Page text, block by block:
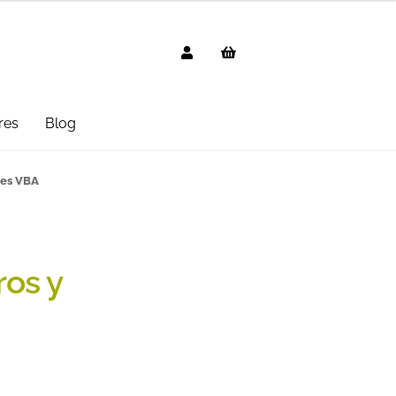
Blog
Suscripción
VBA
y